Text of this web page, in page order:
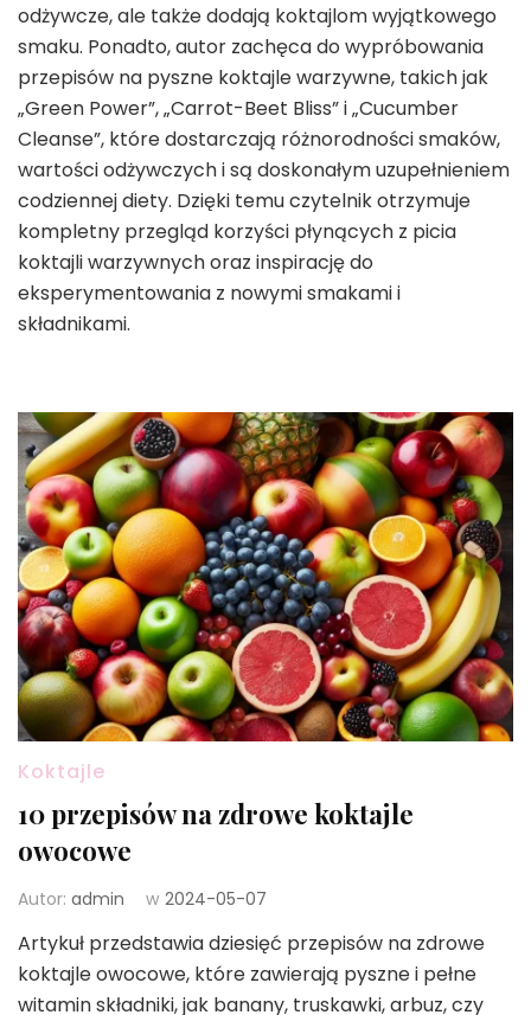
odżywcze, ale także dodają koktajlom wyjątkowego
smaku. Ponadto, autor zachęca do wypróbowania
przepisów na pyszne koktajle warzywne, takich jak
„Green Power”, „Carrot-Beet Bliss” i „Cucumber
Cleanse”, które dostarczają różnorodności smaków,
wartości odżywczych i są doskonałym uzupełnieniem
codziennej diety. Dzięki temu czytelnik otrzymuje
kompletny przegląd korzyści płynących z picia
koktajli warzywnych oraz inspirację do
eksperymentowania z nowymi smakami i
składnikami.
Koktajle
10 przepisów na zdrowe koktajle
owocowe
Autor: admin w 2024-05-07
Artykuł przedstawia dziesięć przepisów na zdrowe
koktajle owocowe, które zawierają pyszne i pełne
witamin składniki, jak banany, truskawki, arbuz, czy